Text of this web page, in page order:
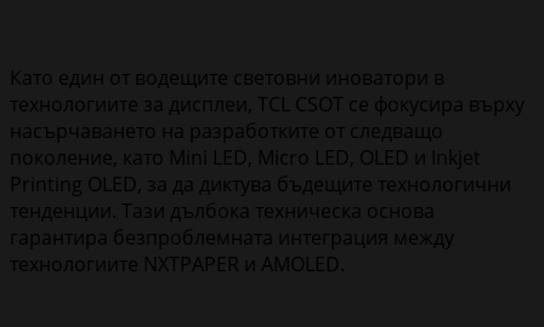
Като един от водещите световни иноватори в
технологиите за дисплеи, TCL CSOT се фокусира върху
насърчаването на разработките от следващо
поколение, като Mini LED, Micro LED, OLED и Inkjet
Printing OLED, за да диктува бъдещите технологични
тенденции. Тази дълбока техническа основа
гарантира безпроблемната интеграция между
технологиите NXTPAPER и AMOLED.